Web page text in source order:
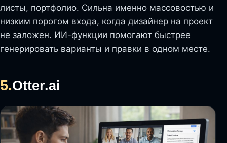
листы, портфолио. Сильна именно массовостью и
низким порогом входа, когда дизайнер на проект
не заложен. ИИ-функции помогают быстрее
генерировать варианты и правки в одном месте.
5.Otter.ai